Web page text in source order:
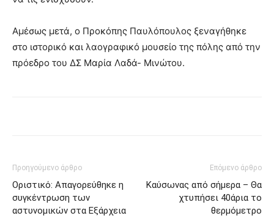
Αμέσως μετά, ο Προκόπης Παυλόπουλος ξεναγήθηκε
στο ιστορικό και λαογραφικό μουσείο της πόλης από την
πρόεδρο του ΔΣ Μαρία Λαδά- Μινώτου.
Προηγούμενο άρθρο
Οριστικό: Απαγορεύθηκε η
συγκέντρωση των
αστυνομικών στα Εξάρχεια
Επόμενο άρθρο
Καύσωνας από σήμερα – Θα
χτυπήσει 40άρια το
θερμόμετρο